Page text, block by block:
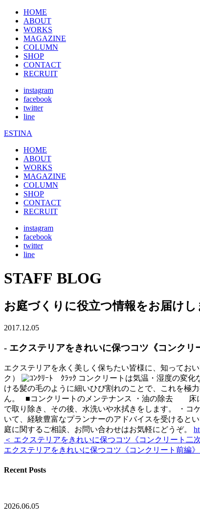
HOME
ABOUT
WORKS
MAGAZINE
COLUMN
SHOP
CONTACT
RECRUIT
instagram
facebook
twitter
line
ESTINA
HOME
ABOUT
WORKS
MAGAZINE
COLUMN
SHOP
CONTACT
RECRUIT
instagram
facebook
twitter
line
STAFF BLOG
お庭づくりに役立つ情報をお届けし
2017.12.05
- エクステリアをきれいに保つコツ《コンクリ
エクステリアを永く美しく保ちたい皆様に、知ってお
ク）
コンクリートは気温・湿度の変
ける髪の毛のように細いひび割れのことで、これを極
ん。 ■コンクリートのメンテナンス ・油の除去 床
で取り除き、その後、水洗いや水拭きをします。 ・
いて、経験豊富なプランナーのアドバイスを受けると
庭に関するご相談、お問い合わせはお気軽にどうぞ。
＜ エクステリアをきれいに保つコツ《コンクリート二次
エクステリアをきれいに保つコツ《コンクリート前編》
Recent Posts
2026.06.05